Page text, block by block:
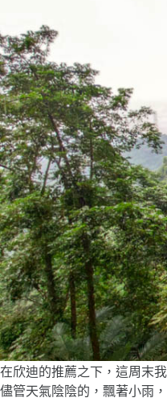
在欣迪的推薦之下，這周末
儘管天氣陰陰的，飄著小雨